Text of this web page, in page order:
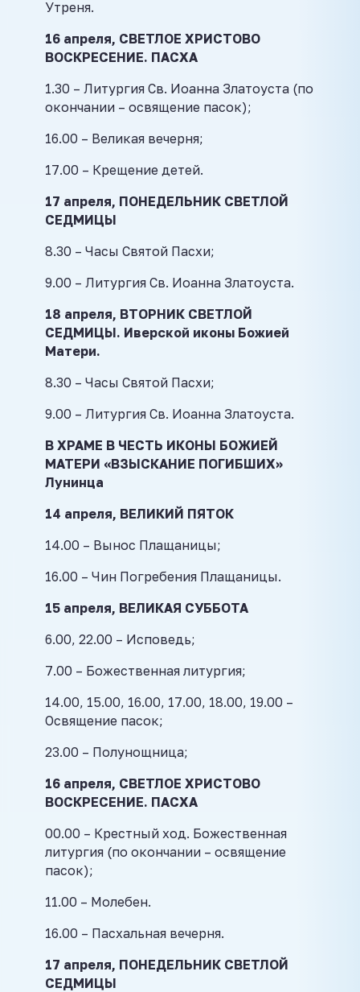
Утреня.
16 апреля, СВЕТЛОЕ ХРИСТОВО
ВОСКРЕСЕНИЕ. ПАСХА
1.30 – Литургия Св. Иоанна Златоуста (по
окончании – освящение пасок);
16.00 – Великая вечерня;
17.00 – Крещение детей.
17 апреля, ПОНЕДЕЛЬНИК СВЕТЛОЙ
СЕДМИЦЫ
8.30 – Часы Святой Пасхи;
9.00 – Литургия Св. Иоанна Златоуста.
18 апреля, ВТОРНИК СВЕТЛОЙ
СЕДМИЦЫ. Иверской иконы Божией
Матери.
8.30 – Часы Святой Пасхи;
9.00 – Литургия Св. Иоанна Златоуста.
В ХРАМЕ В ЧЕСТЬ ИКОНЫ БОЖИЕЙ
МАТЕРИ «ВЗЫСКАНИЕ ПОГИБШИХ»
Лунинца
14 апреля, ВЕЛИКИЙ ПЯТОК
14.00 – Вынос Плащаницы;
16.00 – Чин Погребения Плащаницы.
15 апреля, ВЕЛИКАЯ СУББОТА
6.00, 22.00 – Исповедь;
7.00 – Божественная литургия;
14.00, 15.00, 16.00, 17.00, 18.00, 19.00 –
Освящение пасок;
23.00 – Полунощница;
16 апреля, СВЕТЛОЕ ХРИСТОВО
ВОСКРЕСЕНИЕ. ПАСХА
00.00 – Крестный ход. Божественная
литургия (по окончании – освящение
пасок);
11.00 – Молебен.
16.00 – Пасхальная вечерня.
17 апреля, ПОНЕДЕЛЬНИК СВЕТЛОЙ
СЕДМИЦЫ